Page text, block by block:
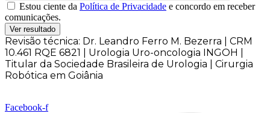
Estou ciente da Política de Privacidade e concordo em receber
comunicações.
Ver resultado
Revisão técnica: Dr. Leandro Ferro M. Bezerra | CRM
10.461 RQE 6821 | Urologia Uro-oncologia INGOH |
Titular da Sociedade Brasileira de Urologia | Cirurgia
Robótica em Goiânia
Facebook-f